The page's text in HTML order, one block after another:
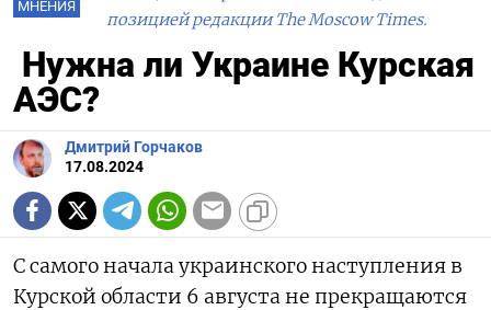
МНЕНИЯ
позицией редакции The Moscow Times.
Нужна ли Украине Курская
АЭС?
Дмитрий Горчаков
17.08.2024
С самого начала украинского наступления в
Курской области 6 августа не прекращаются